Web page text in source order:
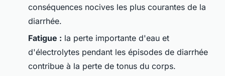
conséquences nocives les plus courantes de la
diarrhée.
Fatigue : la perte importante d'eau et
d'électrolytes pendant les épisodes de diarrhée
contribue à la perte de tonus du corps.